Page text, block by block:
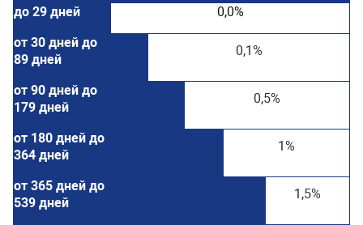
до 29 дней
0,0%
от 30 дней до
89 дней
0,1%
от 90 дней до
179 дней
0,5%
от 180 дней до
364 дней
1%
от 365 дней до
539 дней
1,5%